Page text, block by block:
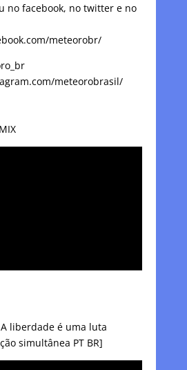
no facebook, no twitter e no
meteorobr/
meteorobrasil/
A liberdade é uma luta
simultânea PT BR]